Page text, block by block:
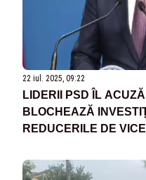
22 iul. 2025, 09:22
LIDERII PSD ÎL
BLOCHEAZĂ
REDUCERILE DE